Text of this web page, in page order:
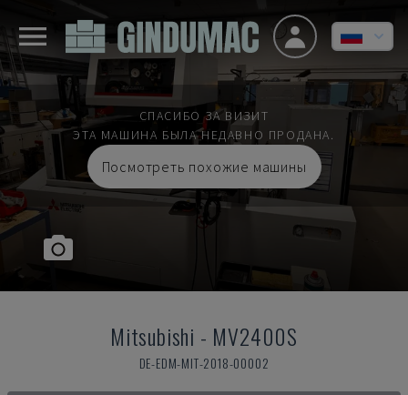
СПАСИБО ЗА ВИЗИТ
ЭТА МАШИНА БЫЛА НЕДАВНО ПРОДАНА.
Посмотреть похожие машины
Mitsubishi - MV2400S
DE-EDM-MIT-2018-00002